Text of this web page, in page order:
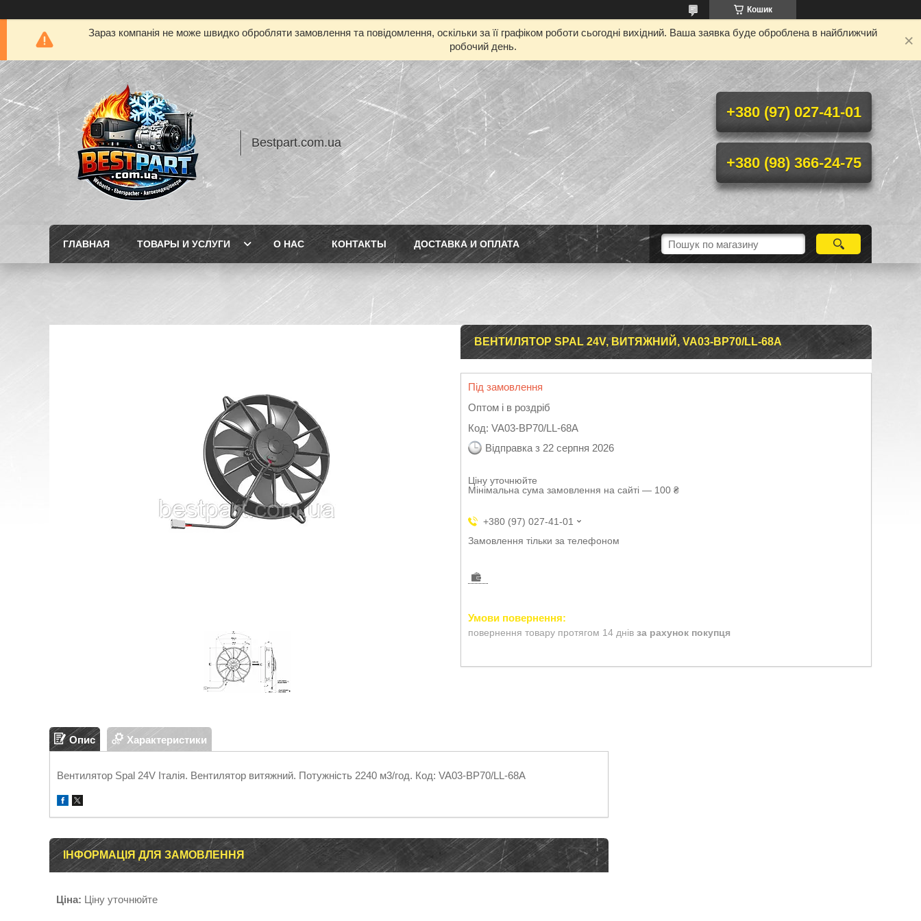
Кошик
Зараз компанія не може швидко обробляти замовлення та повідомлення, оскільки за її графіком роботи сьогодні вихідний. Ваша заявка буде оброблена в найближчий
робочий день.
Bestpart.com.ua
+380 (97) 027-41-01
+380 (98) 366-24-75
ГЛАВНАЯ ТОВАРЫ И УСЛУГИ О НАС КОНТАКТЫ ДОСТАВКА И ОПЛАТА
ВЕНТИЛЯТОР SPAL 24V, ВИТЯЖНИЙ, VA03-BP70/LL-68A
Під замовлення
Оптом і в роздріб
Код: VA03-BP70/LL-68A
Відправка з 22 серпня 2026
Ціну уточнюйте
Мінімальна сума замовлення на сайті — 100 ₴
+380 (97) 027-41-01
Замовлення тільки за телефоном
повернення товару протягом 14 днів за рахунок покупця
Опис Характеристики
Вентилятор Spal 24V Італія. Вентилятор витяжний. Потужність 2240 м3/год. Код: VA03-BP70/LL-68A
ІНФОРМАЦІЯ ДЛЯ ЗАМОВЛЕННЯ
Ціна: Ціну уточнюйте